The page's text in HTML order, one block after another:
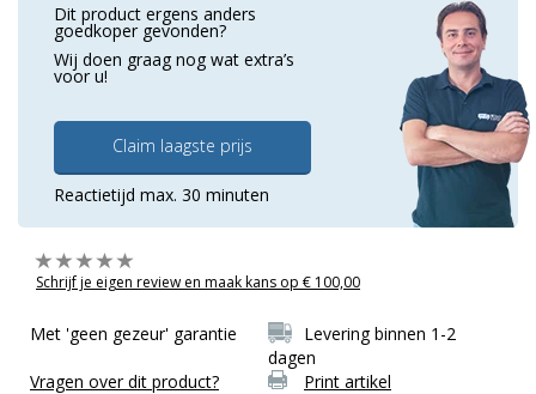
Dit product ergens anders
goedkoper gevonden?
Wij doen graag nog wat extra’s
voor u!
Claim laagste prijs
Reactietijd max. 30 minuten
Schrijf je eigen review en maak kans op € 100,00
Met 'geen gezeur' garantie
Levering binnen 1-2
dagen
Vragen over dit product?
Print artikel